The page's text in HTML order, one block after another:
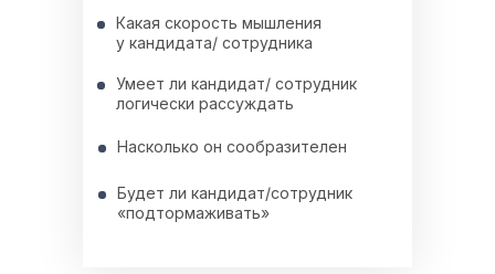
Какая скорость мышления
у кандидата/ сотрудника
Умеет ли кандидат/ сотрудник
логически рассуждать
Насколько он сообразителен
Будет ли кандидат/сотрудник
«подтормаживать»